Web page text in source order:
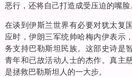
恶行，还将自己打造成受压迫的嘴脸
在谈到伊斯兰世界有必要对犹太复
应时，伊朗三军统帅哈梅内伊表示
务支持巴勒斯坦民族。这部史诗是
青年和已故活动人士的杰作。真主
是拯救巴勒斯坦人的一大步。